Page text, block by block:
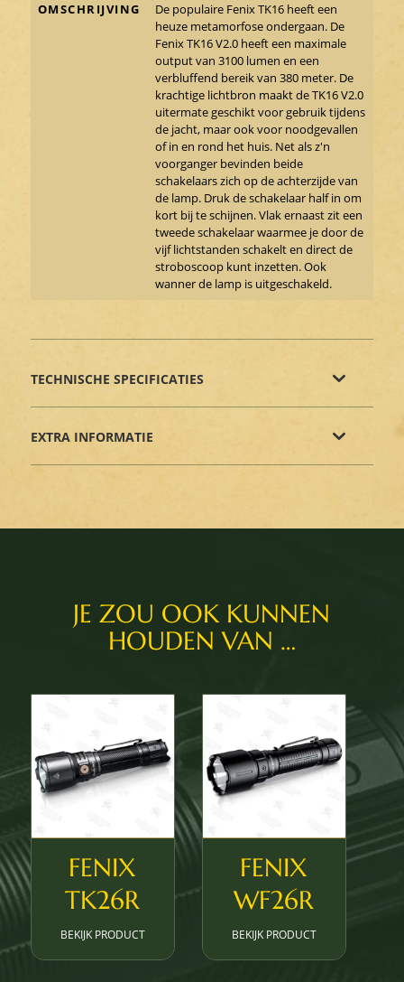
OMSCHRIJVING
De populaire Fenix TK16 heeft een
heuze metamorfose ondergaan. De
Fenix TK16 V2.0 heeft een maximale
output van 3100 lumen en een
verbluffend bereik van 380 meter. De
krachtige lichtbron maakt de TK16 V2.0
uitermate geschikt voor gebruik tijdens
de jacht, maar ook voor noodgevallen
of in en rond het huis. Net als z'n
voorganger bevinden beide
schakelaars zich op de achterzijde van
de lamp. Druk de schakelaar half in om
kort bij te schijnen. Vlak ernaast zit een
tweede schakelaar waarmee je door de
vijf lichtstanden schakelt en direct de
stroboscoop kunt inzetten. Ook
wanner de lamp is uitgeschakeld.
TECHNISCHE SPECIFICATIES
EXTRA INFORMATIE
JE ZOU OOK KUNNEN
HOUDEN VAN …
FENIX
TK26R
BEKIJK PRODUCT
FENIX
WF26R
BEKIJK PRODUCT